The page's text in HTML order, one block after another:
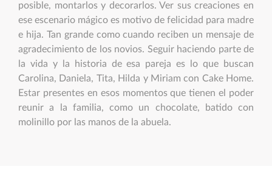
posible, montarlos y decorarlos. Ver sus creaciones en
ese escenario mágico es motivo de felicidad para madre
e hija. Tan grande como cuando reciben un mensaje de
agradecimiento de los novios. Seguir haciendo parte de
la vida y la historia de esa pareja es lo que buscan
Carolina, Daniela, Tita, Hilda y Miriam con Cake Home.
Estar presentes en esos momentos que tienen el poder
reunir a la familia, como un chocolate, batido con
molinillo por las manos de la abuela.